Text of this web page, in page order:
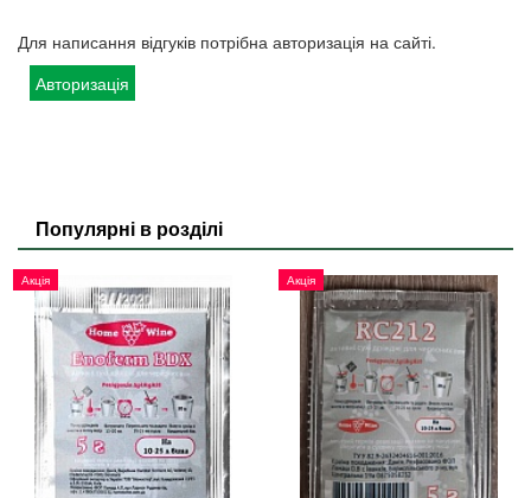
Для написання відгуків потрібна авторизація на сайті.
Авторизація
Популярні в розділі
Акція Акція